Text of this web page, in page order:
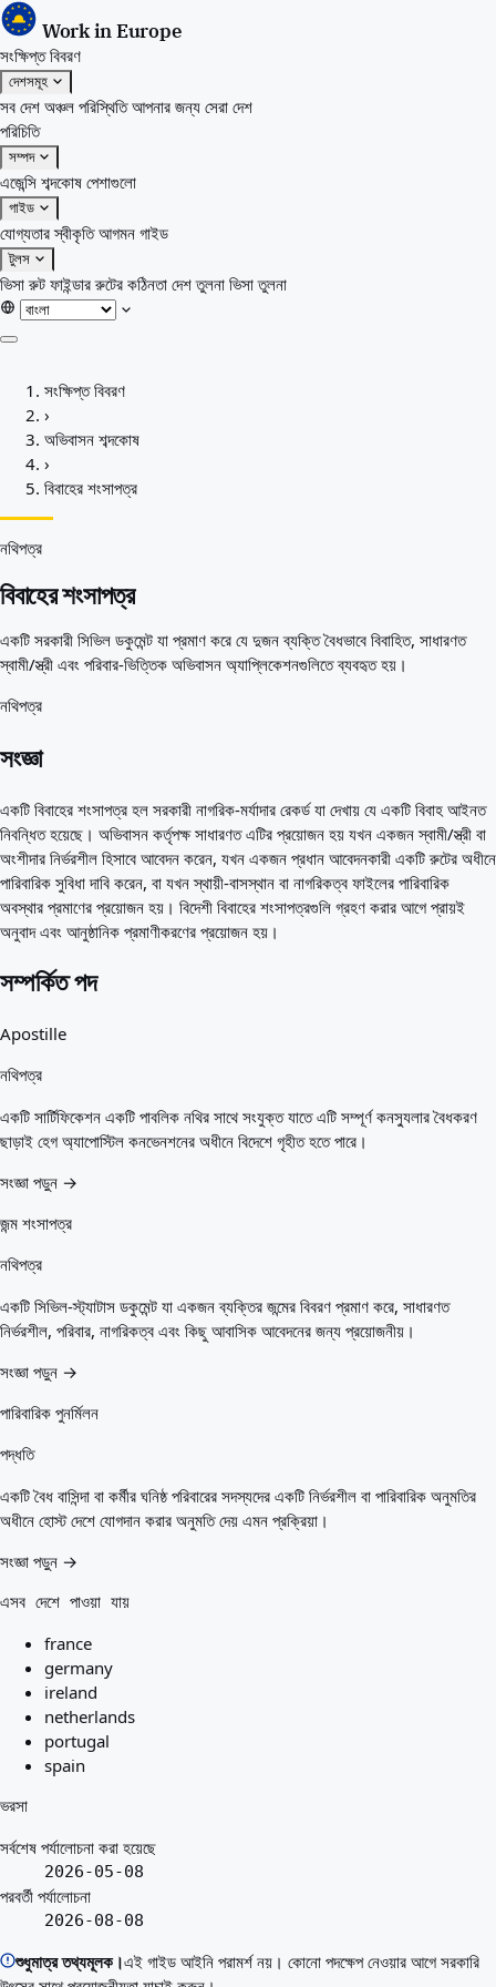
Work in Europe
সংক্ষিপ্ত বিবরণ
দেশসমূহ
সব দেশ অঞ্চল পরিস্থিতিআপনার জন্য সেরা দেশ
পরিচিতি
সম্পদ
এজেন্সি শব্দকোষ পেশাগুলো
গাইড
যোগ্যতার স্বীকৃতিআগমন গাইড
টুলস
ভিসা রুট ফাইন্ডাররুটের কঠিনতা দেশ তুলনা ভিসা তুলনা
দেশসমূহ
অঞ্চল
আপনার জন্য সেরা দেশ
শব্দকোষ
গাইড
যোগ্যতার স্বীকৃতি
ভিসা তুলনা
সংক্ষিপ্ত বিবরণ
›
অভিবাসন শব্দকোষ
›
বিবাহের শংসাপত্র
নথিপত্র
বিবাহের শংসাপত্র
একটি সরকারী সিভিল ডকুমেন্ট যা প্রমাণ করে যে দুজন ব্যক্তি বৈধভাবে বিবাহিত, সাধারণত
স্বামী/স্ত্রী এবং পরিবার-ভিত্তিক অভিবাসন অ্যাপ্লিকেশনগুলিতে ব্যবহৃত হয়।
নথিপত্র
সংজ্ঞা
একটি বিবাহের শংসাপত্র হল সরকারী নাগরিক-মর্যাদার রেকর্ড যা দেখায় যে একটি বিবাহ আইনত
নিবন্ধিত হয়েছে। অভিবাসন কর্তৃপক্ষ সাধারণত এটির প্রয়োজন হয় যখন একজন স্বামী/স্ত্রী বা
অংশীদার নির্ভরশীল হিসাবে আবেদন করেন, যখন একজন প্রধান আবেদনকারী একটি রুটের অধীনে
পারিবারিক সুবিধা দাবি করেন, বা যখন স্থায়ী-বাসস্থান বা নাগরিকত্ব ফাইলের পারিবারিক
অবস্থার প্রমাণের প্রয়োজন হয়। বিদেশী বিবাহের শংসাপত্রগুলি গ্রহণ করার আগে প্রায়ই
অনুবাদ এবং আনুষ্ঠানিক প্রমাণীকরণের প্রয়োজন হয়।
সম্পর্কিত পদ
Apostille
নথিপত্র
একটি সার্টিফিকেশন একটি পাবলিক নথির সাথে সংযুক্ত যাতে এটি সম্পূর্ণ কনস্যুলার বৈধকরণ
ছাড়াই হেগ অ্যাপোস্টিল কনভেনশনের অধীনে বিদেশে গৃহীত হতে পারে।
সংজ্ঞা পড়ুন →
জন্ম শংসাপত্র
নথিপত্র
একটি সিভিল-স্ট্যাটাস ডকুমেন্ট যা একজন ব্যক্তির জন্মের বিবরণ প্রমাণ করে, সাধারণত
নির্ভরশীল, পরিবার, নাগরিকত্ব এবং কিছু আবাসিক আবেদনের জন্য প্রয়োজনীয়।
সংজ্ঞা পড়ুন →
পারিবারিক পুনর্মিলন
পদ্ধতি
একটি বৈধ বাসিন্দা বা কর্মীর ঘনিষ্ঠ পরিবারের সদস্যদের একটি নির্ভরশীল বা পারিবারিক অনুমতির
অধীনে হোস্ট দেশে যোগদান করার অনুমতি দেয় এমন প্রক্রিয়া।
সংজ্ঞা পড়ুন →
এসব দেশে পাওয়া যায়
france
germany
ireland
netherlands
portugal
spain
ভরসা
সর্বশেষ পর্যালোচনা করা হয়েছে
2026-05-08
পরবর্তী পর্যালোচনা
2026-08-08
শুধুমাত্র তথ্যমূলক।এই গাইড আইনি পরামর্শ নয়। কোনো পদক্ষেপ নেওয়ার আগে সরকারি